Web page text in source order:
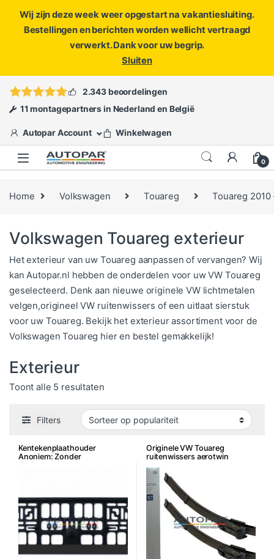
Wij zijn deze week weer opgestart na vakantiesluiting.
Bestellingen en berichten worden wellicht vertraagd
verwerkt. Dank voor uw begrip.
Sluiten
ofopen een ticket
2.343 beoordelingen
11 montagepartners in Nederland en België
Autopar Account Winkelwagen
0
Home Volkswagen Touareg Touareg 2010
Volkswagen Touareg exterieur
Het exterieur van uw Touareg aanpassen of vervangen? Wij
kan Autopar.nl hebben de onderdelen voor uw VW Touareg
geselecteerd. Denk aan nieuwe originele VW lichtmetalen
velgen,origineel VW ruitenwissers of een uitlaat sierstuk
voor uw Touareg. Bekijk het exterieur assortiment voor de
Volkswagen Touareg hier en bestel gemakkelijk!
Exterieur
Toont alle 5 resultatenGesorteerd op populariteit
Filters
Kentekenplaathouder
Anoniem: Zonder
dealerreclame
Originele VW Touareg
ruitenwissers aerotwin